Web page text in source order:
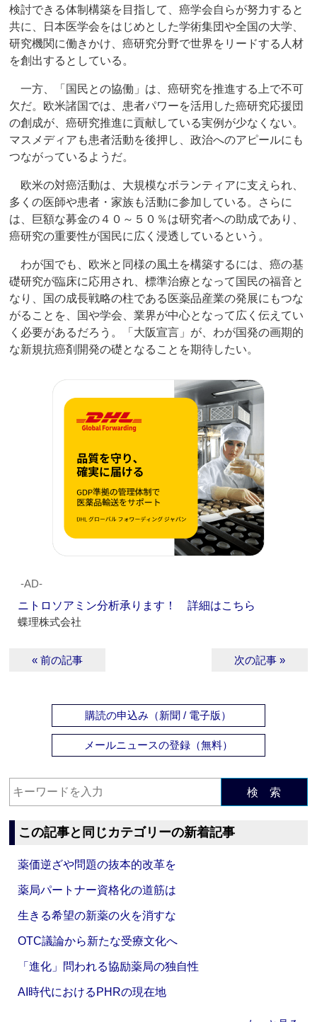
検討できる体制構築を目指して、癌学会自らが努力すると
共に、日本医学会をはじめとした学術集団や全国の大学、
研究機関に働きかけ、癌研究分野で世界をリードする人材
を創出するとしている。
一方、「国民との協働」は、癌研究を推進する上で不可
欠だ。欧米諸国では、患者パワーを活用した癌研究応援団
の創成が、癌研究推進に貢献している実例が少なくない。
マスメディアも患者活動を後押し、政治へのアピールにも
つながっているようだ。
欧米の対癌活動は、大規模なボランティアに支えられ、
多くの医師や患者・家族も活動に参加している。さらに
は、巨額な募金の４０～５０％は研究者への助成であり、
癌研究の重要性が国民に広く浸透しているという。
わが国でも、欧米と同様の風土を構築するには、癌の基
礎研究が臨床に応用され、標準治療となって国民の福音と
なり、国の成長戦略の柱である医薬品産業の発展にもつな
がることを、国や学会、業界が中心となって広く伝えてい
く必要があるだろう。「大阪宣言」が、わが国発の画期的
な新規抗癌剤開発の礎となることを期待したい。
‐AD‐
ニトロソアミン分析承ります！ 詳細はこちら
蝶理株式会社
« 前の記事 次の記事 »
購読の申込み（新聞 / 電子版）
メールニュースの登録（無料）
検 索
この記事と同じカテゴリーの新着記事
薬価逆ざや問題の抜本的改革を
薬局パートナー資格化の道筋は
生きる希望の新薬の火を消すな
OTC議論から新たな受療文化へ
「進化」問われる協励薬局の独自性
AI時代におけるPHRの現在地